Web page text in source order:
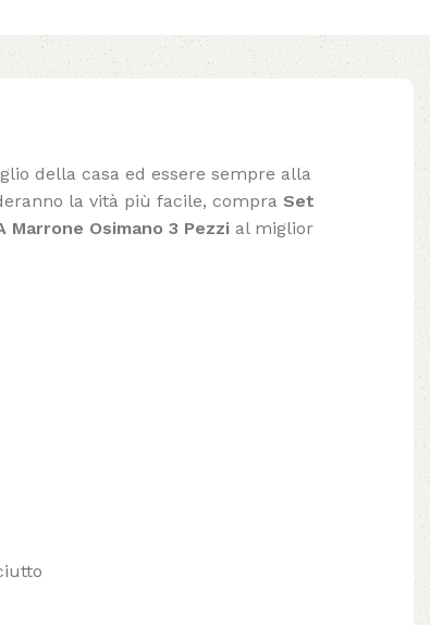
della casa ed essere sempre alla
la vità più facile, compra Set
Marrone Osimano 3 Pezzi al miglior